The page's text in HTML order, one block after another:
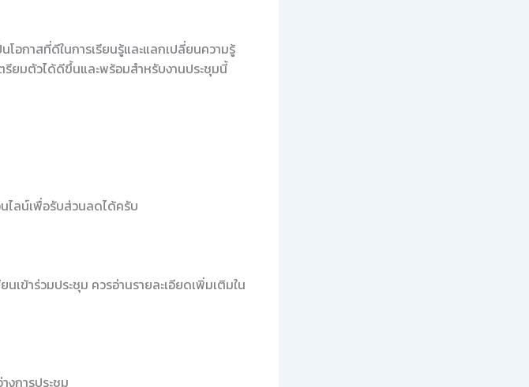
โอกาสที่ดีในการเรียนรู้และแลกเปลี่ยนความรู้
ยมตัวได้ดีขึ้นและพร้อมสำหรับงานประชุมนี้
นไลน์เพื่อรับส่วนลดได้ครับ
เข้าร่วมประชุม ควรอ่านรายละเอียดเพิ่มเติมใน
งการประชุม